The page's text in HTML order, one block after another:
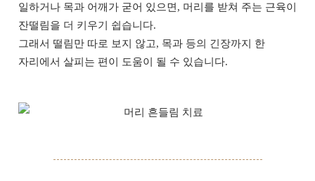
일하거나 목과 어깨가 굳어 있으면, 머리를 받쳐 주는 근육이
잔떨림을 더 키우기 쉽습니다.
그래서 떨림만 따로 보지 않고, 목과 등의 긴장까지 한
자리에서 살피는 편이 도움이 될 수 있습니다.